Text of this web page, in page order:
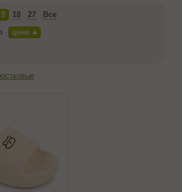
9 18 27
Все
цене